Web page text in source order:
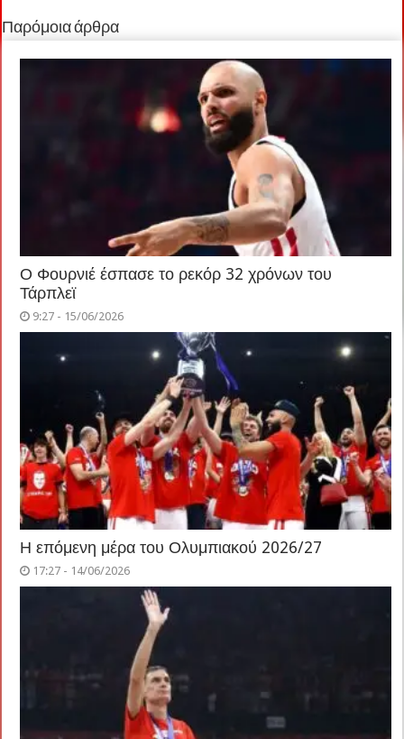
Παρόμοια άρθρα
Ο Φουρνιέ έσπασε το ρεκόρ 32 χρόνων του
Τάρπλεϊ
9:27 - 15/06/2026
Η επόμενη μέρα του Ολυμπιακού 2026/27
17:27 - 14/06/2026